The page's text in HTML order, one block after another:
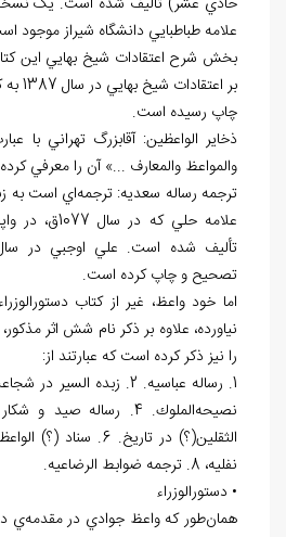
علامه طباطبايي دانشگاه شيراز موجود
بخش شرح اعتقادات شيخ بهايي اين
بر
چاپ رسيده است.
ذخاير الواعظين: آقابزرگ تهراني با
والمواعظ والمعارف ...» آن را معرفي
ترجمه رساله سعديه: ترجمهاي است به
علامه حلي که در سال 1077ق، در واپسين سال
تصحيح و چاپ کرده است.
اما خود واعظ، غير از كتاب
نياورده، علاوه بر ذكر نام شش اثر
را نيز ذكر كرده است كه عبارتند از:
نصيحه
نفليه، 8. ترجمه ضوابط الرضاعيه.
• دستورالوزراء
همانطور كه واعظ جوادي در مقدمهي